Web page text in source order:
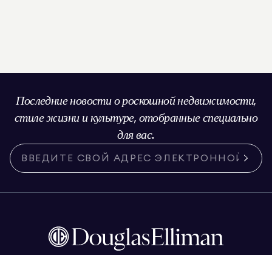
Последние новости о роскошной недвижимости,
стиле жизни и культуре, отобранные специально
для вас.